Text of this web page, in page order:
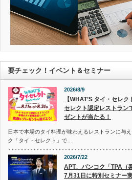
要チェック！イベント＆セミナー
2026/8/9
【WHAT’S タイ・セレ
セレクト認定レストラン
ゼントが当たる！
日本で本場のタイ料理が味わえるレストランに与
ク「タイ・セレクト」で…
2026/7/22
APT、バンコク「TPA（
7月31日に特別セミナー